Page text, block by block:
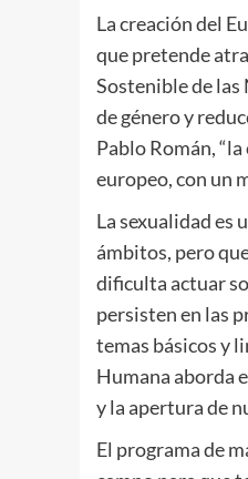
La creación del
que pretende
Sostenible de las
de género y
Pablo Román,
europeo, con un
La sexualidad es
ámbitos, pero
dificulta actuar
persisten en las
temas básicos y
Humana aborda
y la apertura de
El programa de